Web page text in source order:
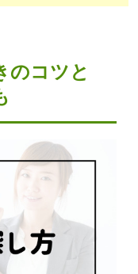
のコツと